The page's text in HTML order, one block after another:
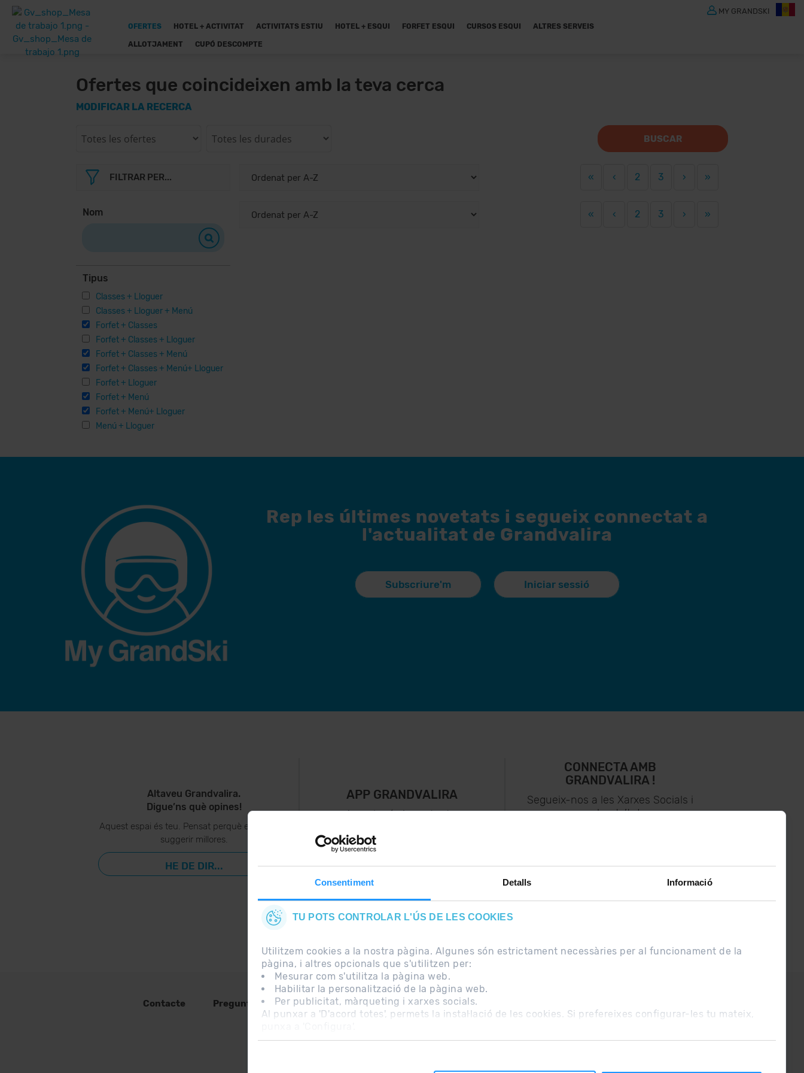
Consentiment Detalls Informació
TU POTS CONTROLAR L'ÚS DE LES COOKIES
Utilitzem cookies a la nostra pàgina. Algunes són estrictament necessàries per al funcionament de la
pàgina, i altres opcionals que s'utilitzen per:
Mesurar com s'utilitza la pàgina web.
Habilitar la personalització de la pàgina web.
Per publicitat, màrqueting i xarxes socials.
Al punxar a 'D'acord totes', permets la instal·lació de les cookies. Si prefereixes configurar-les tu mateix,
OFERTES HOTEL + ACTIVITAT ACTIVITATS ESTIU HOTEL + ESQUI FORFET ESQUI CURSOS ESQUI ALTRES SERVEIS
ALLOTJAMENT CUPÓ DESCOMPTE
MY GRANDSKI
Ofertes que coincideixen amb la teva cerca
MODIFICAR LA RECERCA
BUSCAR
FILTRAR PER...
Nom
Tipus
Classes + Lloguer
Classes + Lloguer + Menú
Forfet + Classes
Forfet + Classes + Lloguer
Forfet + Classes + Menú
Forfet + Classes + Menú+ Lloguer
Forfet + Lloguer
Forfet + Menú
Forfet + Menú+ Lloguer
Menú + Lloguer
« ‹ 2 3 › »
« ‹ 2 3 › »
Rep les últimes novetats i segueix connectat a
l'actualitat de Grandvalira
Subscriure'm Iniciar sessió
Altaveu Grandvalira.
Digue’ns què opines!
Aquest espai és teu. Pensat perquè ens puguis
suggerir millores.
HE DE DIR...
APP GRANDVALIRA
Ara, el més important a
CONNECTA AMB
GRANDVALIRA !
Segueix-nos a les Xarxes Socials i
assabenta’t de
Contacte Preguntes freqüents Nota Legal Informació addicional RGPDUE